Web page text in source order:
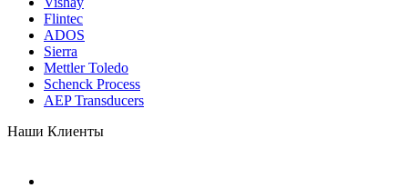
Flintec
ADOS
Sierra
Mettler Toledo
Schenck Process
AEP Transducers
Наши Клиенты